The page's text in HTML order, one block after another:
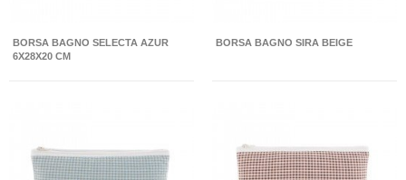
BORSA BAGNO SELECTA AZUR
6X28X20 CM
BORSA BAGNO SIRA BEIGE